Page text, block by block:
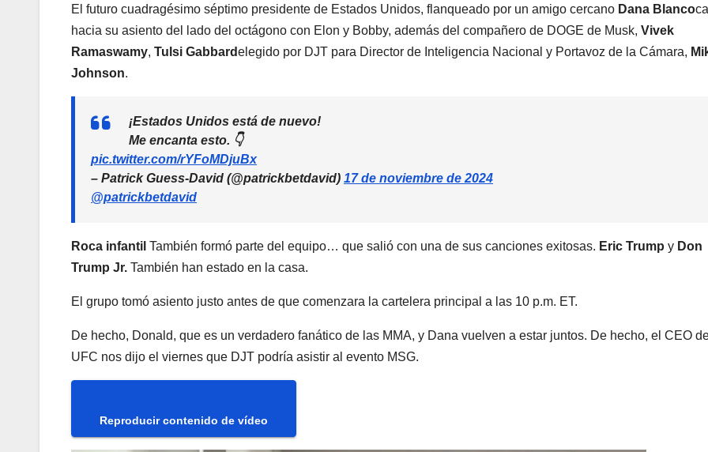
El futuro cuadragésimo séptimo presidente de Estados Unidos, flanqueado por un amigo cercano Dana Blanco
hacia su asiento del lado del octágono con Elon y Bobby, además del compañero de DOGE de Musk, Vivek
Ramaswamy, Tulsi Gabbardelegido por DJT para Director de Inteligencia Nacional y Portavoz de la Cámara,
Johnson.
¡Estados Unidos está de nuevo!
Me encanta esto. 👇
pic.twitter.com/rYFoMDjuBx
– Patrick Guess-David (@patrickbetdavid) 17 de noviembre de 2024
@patrickbetdavid
Roca infantil También formó parte del equipo… que salió con una de sus canciones exitosas. Eric Trump y Don
Trump Jr. También han estado en la casa.
El grupo tomó asiento justo antes de que comenzara la cartelera principal a las 10 p.m. ET.
De hecho, Donald, que es un verdadero fanático de las MMA, y Dana vuelven a estar juntos. De hecho, el CEO
UFC nos dijo el viernes que DJT podría asistir al evento MSG.
Reproducir contenido de vídeo